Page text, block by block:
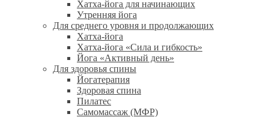
Хатха-йога для начинающих
Утренняя йога
Для среднего уровня и продолжающих
Хатха-йога
Хатха-йога «Сила и гибкость»
Йога «Активный день»
Для здоровья спины
Йогатерапия
Здоровая спина
Пилатес
Самомассаж (МФР)